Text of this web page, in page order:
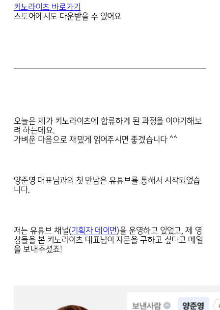
키노라이츠 바로가기
스토어에서도 다운받을 수 있어요
오늘은 제가 키노라이츠에 합류하게 된 과정을 이야기해보
려 하는데요.
가벼운 마음으로 재밌게 읽어주시면 좋겠습니다 ^^
양준영 대표님과의 첫 만남은 유튜브를 통해서 시작되었습
니다.
저는 유튜브 채널(기획자 데이먼)을 운영하고 있었고, 제 영
상들을 본 키노라이츠 대표님이 자문을 구하고 싶다고 메일
을 보내주셨죠!